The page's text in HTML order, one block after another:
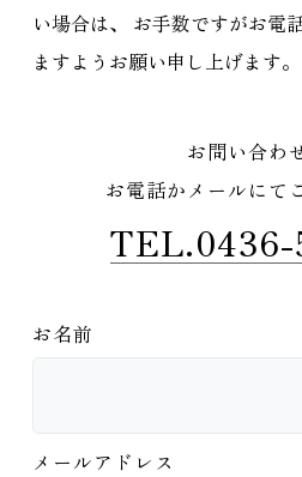
い場合は、
お手数ですがお電
ますようお願い申し上げます。
お問い合わ
お電話かメールにて
TEL.0436-
お名前
メールアドレス